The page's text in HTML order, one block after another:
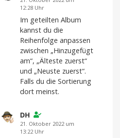
12:28 Uhr
Im geteilten Album
kannst du die
Reihenfolge anpassen
zwischen „Hinzugefügt
am“, „Älteste zuerst“
und „Neuste zuerst“.
Falls du die Sortierung
dort meinst.
DH
21. Oktober 2022 um
13:22 Uhr